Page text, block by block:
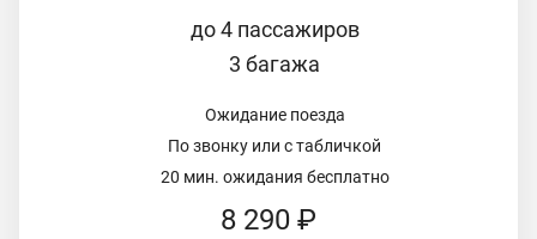
до 4 пассажиров
3 багажа
Ожидание поезда
По звонку или с табличкой
20 мин. ожидания бесплатно
8 290 ₽